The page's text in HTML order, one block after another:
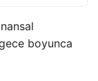
boyunca